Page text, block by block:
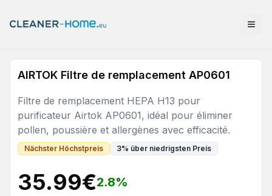
AIRTOK Filtre de remplacement AP0601
Filtre de remplacement HEPA H13 pour
purificateur Airtok AP0601, idéal pour éliminer
pollen, poussière et allergènes avec efficacité.
Nächster Höchstpreis 3% über niedrigsten Preis
35.99€2.8%